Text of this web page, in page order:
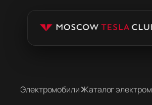
Электромобили Каталог